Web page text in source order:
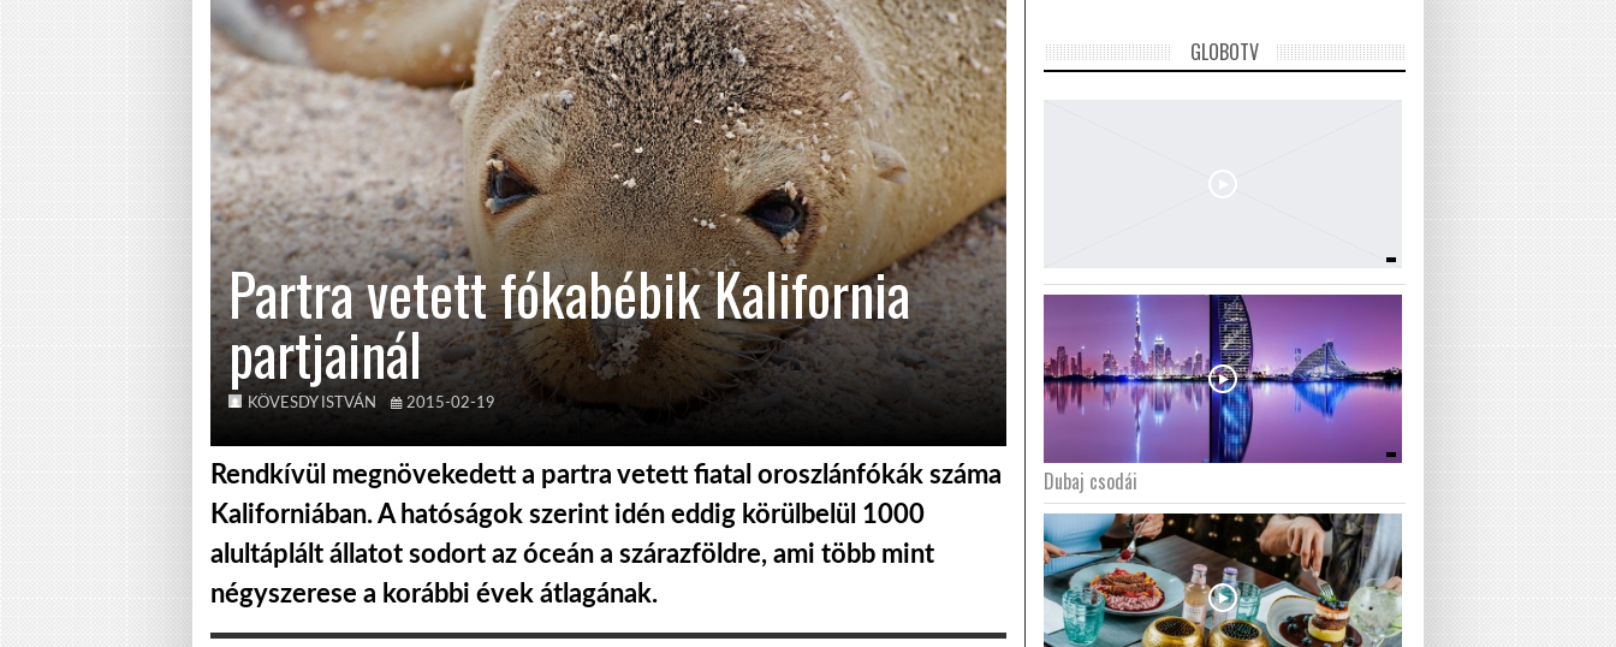
Partra vetett fókabébik Kalifornia
partjainál
KÖVESDY ISTVÁN 2015-02-19
Rendkívül megnövekedett a partra vetett fiatal oroszlánfókák száma
Kaliforniában. A hatóságok szerint idén eddig körülbelül 1000
alultáplált állatot sodort az óceán a szárazföldre, ami több mint
négyszerese a korábbi évek átlagának.
GLOBOTV
Dubaj csodái